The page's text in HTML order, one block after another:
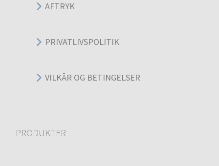
AFTRYK
PRIVATLIVSPOLITIK
VILKÅR OG BETINGELSER
PRODUKTER